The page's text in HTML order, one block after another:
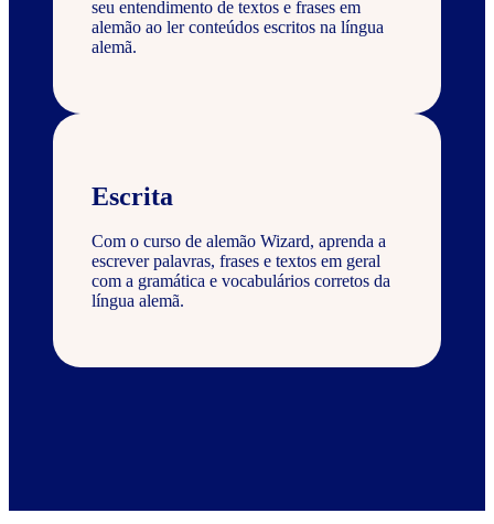
seu entendimento de textos e frases em
alemão ao ler conteúdos escritos na língua
alemã.
Escrita
Com o curso de alemão Wizard, aprenda a
escrever palavras, frases e textos em geral
com a gramática e vocabulários corretos da
língua alemã.